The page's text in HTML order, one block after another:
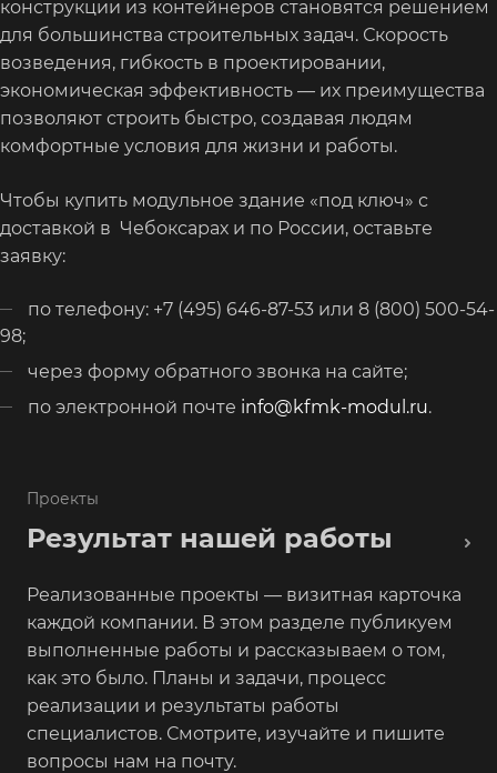
конструкции из контейнеров становятся решением
для большинства строительных задач. Скорость
возведения, гибкость в проектировании,
экономическая эффективность — их преимущества
позволяют строить быстро, создавая людям
комфортные условия для жизни и работы.
Чтобы купить модульное здание «под ключ» с
доставкой в Чебоксарах и по России, оставьте
заявку:
по телефону: +7 (495) 646-87-53 или 8 (800) 500-54-
98;
через форму обратного звонка на сайте;
по электронной почте info@kfmk-modul.ru.
Проекты
Результат нашей работы
Реализованные проекты — визитная карточка
каждой компании. В этом разделе публикуем
выполненные работы и рассказываем о том,
как это было. Планы и задачи, процесс
реализации и результаты работы
специалистов. Смотрите, изучайте и пишите
вопросы нам на почту.